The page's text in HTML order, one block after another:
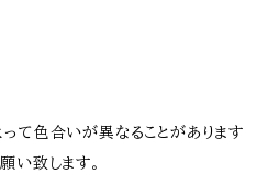
て色合いが異なることがあります
い致します。